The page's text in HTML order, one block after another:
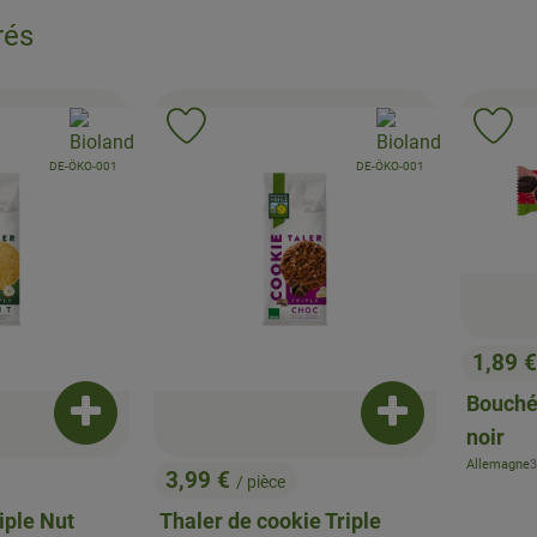
Nut
Ajouter le produit au panier
, Association:
, Autorité de contrôle:
DE-ÖKO-001
aux favoris
, Prix:
3,99 € / pièce
Thaler de cookie Triple
Ajouter le produit
, Association:
, Autorité de contrôle:
DE-ÖKO-001
Ajouter le produit aux favoris
, Prix:
1,89 €
noir
, Origine:
Allemagne,